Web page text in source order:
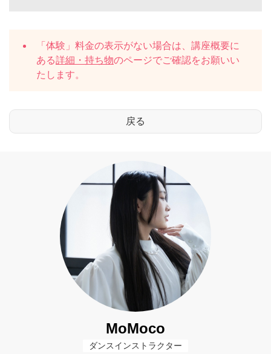
「体験」料金の表示がない場合は、講座概要に
ある詳細・持ち物のページでご確認をお願いい
たします。
MoMoco
ダンスインストラクター